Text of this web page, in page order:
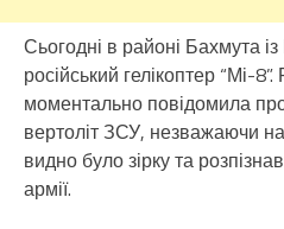
Сьогодні в районі Бахмута
російський гелікоптер “Мі-
моментально повідомила
вертоліт ЗСУ, незважаючи
видно було зірку та
армії.